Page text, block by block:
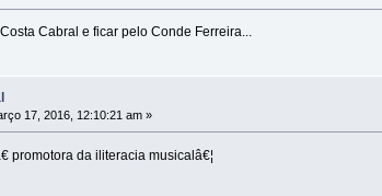
Cabral e ficar pelo Conde Ferreira...
17, 2016, 12:10:21 am »
promotora da iliteracia musicalâ€¦